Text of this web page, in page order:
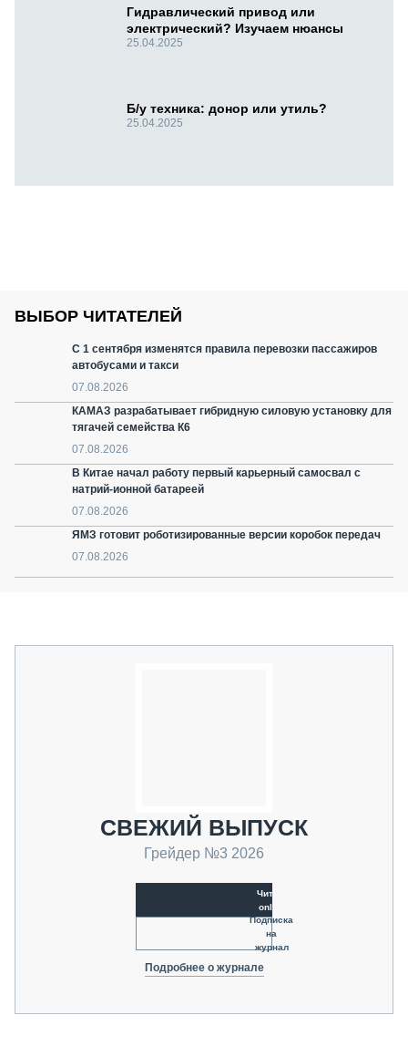
Гидравлический привод или
электрический? Изучаем нюансы
25.04.2025
Б/у техника: донор или утиль?
25.04.2025
ВЫБОР ЧИТАТЕЛЕЙ
С 1 сентября изменятся правила перевозки пассажиров
автобусами и такси
07.08.2026
КАМАЗ разрабатывает гибридную силовую установку для
тягачей семейства К6
07.08.2026
В Китае начал работу первый карьерный самосвал с
натрий-ионной батареей
07.08.2026
ЯМЗ готовит роботизированные версии коробок передач
07.08.2026
СВЕЖИЙ ВЫПУСК
Грейдер №3 2026
Читать
online
Подписка
на
журнал
Подробнее о журнале